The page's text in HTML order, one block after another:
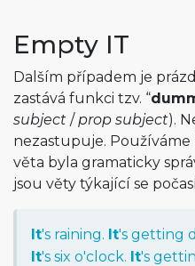
Empty IT
Dalším případem je
zastává funkci tzv. “
subject /prop subject).
nezastupuje. Používáme
věta byla gramaticky
jsou věty týkající se
It's raining. It's getting
It's six o'clock. It's